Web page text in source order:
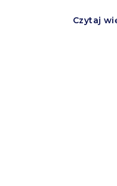
Czytaj